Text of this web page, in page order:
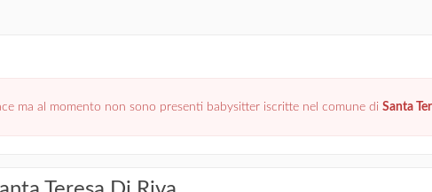
ma al momento non sono presenti babysitter iscritte nel comune di Santa